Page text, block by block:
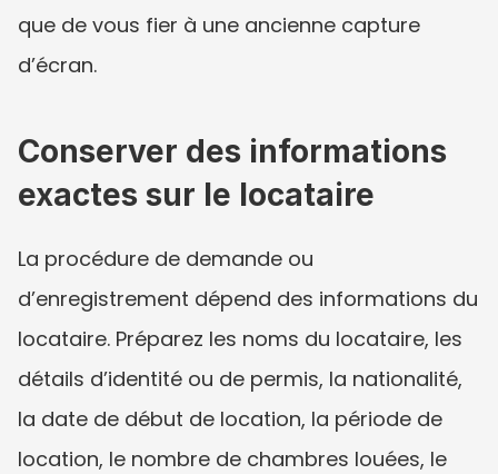
que de vous fier à une ancienne capture
d’écran.
Conserver des informations
exactes sur le locataire
La procédure de demande ou
d’enregistrement dépend des informations du
locataire. Préparez les noms du locataire, les
détails d’identité ou de permis, la nationalité,
la date de début de location, la période de
location, le nombre de chambres louées, le